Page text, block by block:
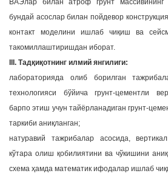
ВАЭлар билан атроф грунт
бундай асослар билан пойдевор
контакт моделини ишлаб чиқиш ва
такомиллаштиришдан иборат.
III. Тадқиқотнинг илмий янгилиги:
лабораторияда олиб борилган
технологияси бўйича грунт-цементли
барпо этиш учун тайёрланадиган грунт-
таркиби аниқланган;
натуравий тажрибалар асосида,
кўтара олиш қобилиятини ва чўкишини
схема ҳамда математик ифодалар ишлаб